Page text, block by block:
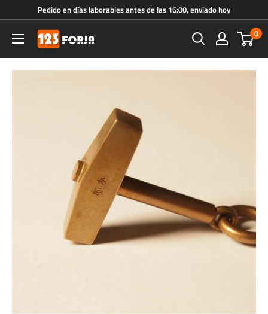
directamente
contenido
Pedido en días laborables antes de las 16:00, enviado hoy
123forja.es 0